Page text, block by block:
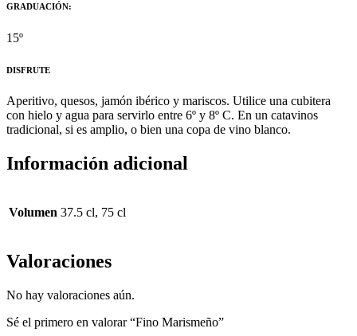
GRADUACIÓN:
15º
DISFRUTE
Aperitivo, quesos, jamón ibérico y mariscos. Utilice una cubitera
con hielo y agua para servirlo entre 6º y 8º C. En un catavinos
tradicional, si es amplio, o bien una copa de vino blanco.
Información adicional
Volumen 37.5 cl, 75 cl
Valoraciones
No hay valoraciones aún.
Sé el primero en valorar “Fino Marismeño”